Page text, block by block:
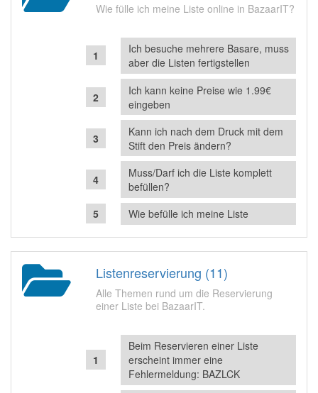
Wie fülle ich meine Liste online in BazaarIT?
Ich besuche mehrere Basare, muss
aber die Listen fertigstellen
Ich kann keine Preise wie 1.99€
eingeben
Kann ich nach dem Druck mit dem
Stift den Preis ändern?
Muss/Darf ich die Liste komplett
befüllen?
Wie befülle ich meine Liste
Listenreservierung (11)
Alle Themen rund um die Reservierung
einer Liste bei BazaarIT.
Beim Reservieren einer Liste
erscheint immer eine
Fehlermeldung: BAZLCK